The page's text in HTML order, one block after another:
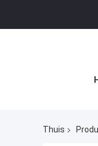
Thuis